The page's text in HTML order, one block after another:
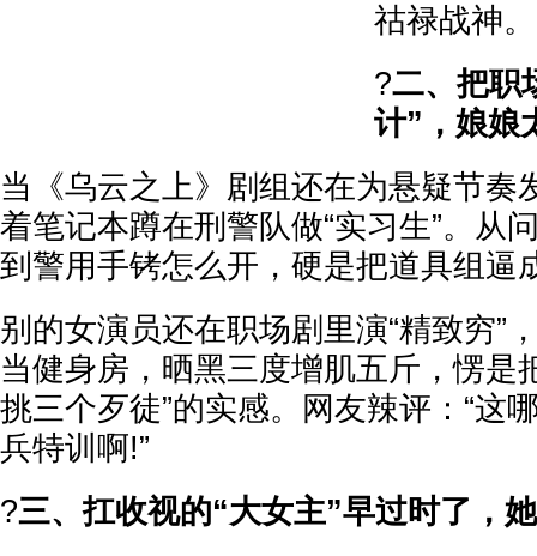
祜禄战神。
?二、把职
计”，娘娘
当《乌云之上》剧组还在为悬疑节奏
着笔记本蹲在刑警队做“实习生”。从
到警用手铐怎么开，硬是把道具组逼
别的女演员还在职场剧里演“精致穷”
当健身房，晒黑三度增肌五斤，愣是
挑三个歹徒”的实感。网友辣评：“这
兵特训啊!”
?三、扛收视的“大女主”早过时了，